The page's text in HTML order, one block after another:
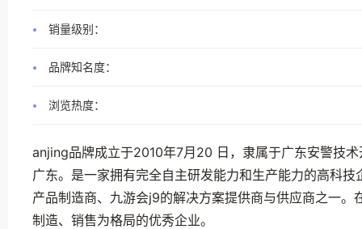
销量级别：
品牌知名度：
浏览热度：
anjing品牌成立于2010年7月20 日，隶属于广东安警技
广东。是一家拥有完全自主研发能力和生产能力的高科
产品制造商、九游会j9的解决方案提供商与供应商之一
制造、销售为格局的优秀企业。